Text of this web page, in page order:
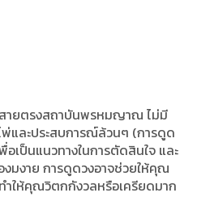
ยตรงสถาบันพรหมญาณ ไม่มี
พ่และประสบการณ์ล้วนๆ (การดูด
เป็นแนวทางในการตัดสินใจ และ
มงาย การดูดวงอาจช่วยให้คุณ
ให้คุณวิตกกังวลหรือเครียดมาก